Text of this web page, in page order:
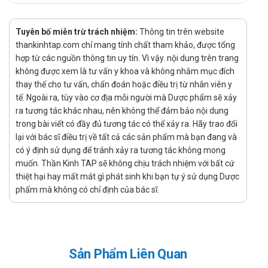
NSAIDs có thể tăng nguy cơ gây tổn thương dạ dày do cả
hai loại thuốc đều ảnh hưởng đến niêm mạc dạ dày.
Corticosteroids: Dùng cùng corticosteroids có thể làm
tăng nguy cơ viêm loét dạ dày, vì cả hai thuốc đều có tác
động mạnh lên đường tiêu hóa.
Thuốc kháng sinh nhóm quinolone (như Ciprofloxacin):
Các kháng sinh này có thể làm tăng tác dụng phụ trên hệ
tiêu hóa khi dùng cùng với DW-TRA RebaTot, dẫn đến cảm
giác khó chịu ở dạ dày.
Thuốc ức chế bơm proton (PPI, như Omeprazole): Sử
dụng chung có thể ảnh hưởng đến hiệu quả của
Rebamipide, vì PPI làm thay đổi độ pH trong dạ dày, tác
động đến sự hấp thụ của thuốc.
Tenofovir Fumarate 300mg Mylan ,Macfor 3000mg BV
Tuyên bố miễn trừ trách nhiệm: Thông tin trên website
thankinhtap.com chỉ mang tính chất tham khảo, được tổng
hợp từ các nguồn thông tin uy tín. Vì vậy. nội dung trên trang
không được xem là tư vấn y khoa và không nhằm mục đích
thay thế cho tư vấn, chẩn đoán hoặc điều trị từ nhân viên y
tế. Ngoài ra, tùy vào cơ địa mỗi người mà Dược phẩm sẽ xảy
ra tương tác khác nhau, nên không thể đảm bảo nội dung
trong bài viết có đầy đủ tương tác có thể xảy ra. Hãy trao đổi
lại với bác sĩ điều trị về tất cả các sản phẩm mà bạn đang và
có ý định sử dụng để tránh xảy ra tương tác không mong
muốn. Thần Kinh TAP sẽ không chịu trách nhiệm với bất cứ
thiệt hại hay mất mát gì phát sinh khi bạn tự ý sử dụng Dược
phẩm mà không có chỉ định của bác sĩ.
Sản Phẩm Liên Quan